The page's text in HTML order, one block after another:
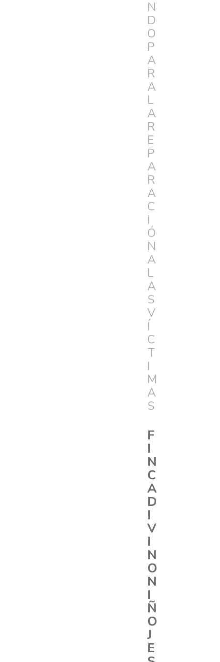
N
D
O
P
A
R
A
L
A
R
E
P
A
R
A
C
I
Ó
N
A
L
A
S
V
Í
C
T
I
M
A
S
F
I
N
C
A
D
I
V
I
N
O
N
I
Ñ
O
J
E